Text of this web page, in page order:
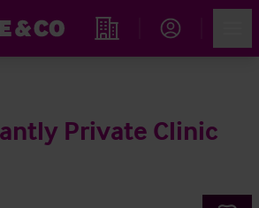
Immobiliensuche
Private Clinic